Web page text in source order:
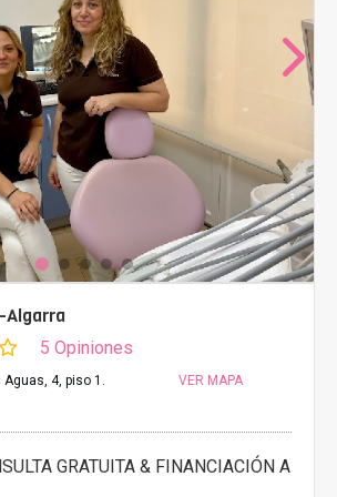
Algarra
5 Opiniones
4, piso 1.
VER MAPA
GRATUITA & FINANCIACIÓN A